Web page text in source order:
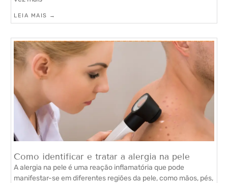
LEIA MAIS →
Como identificar e tratar a alergia na pele
A alergia na pele é uma reação inflamatória que pode
manifestar-se em diferentes regiões da pele, como mãos, pés,